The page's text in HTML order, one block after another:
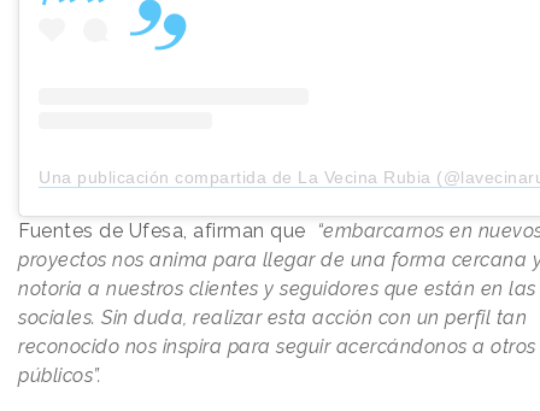
Una publicación compartida de La Vecina Rubia
Fuentes de Ufesa, afirman que
“embarcarnos en
proyectos nos anima para llegar de una forma cercana
notoria a nuestros clientes y seguidores que están en
sociales. Sin duda, realizar esta acción con un perfil tan
reconocido nos inspira para seguir acercándonos a otros
públicos”.